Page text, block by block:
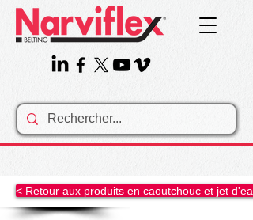
< Retour aux produits en caoutchouc et jet